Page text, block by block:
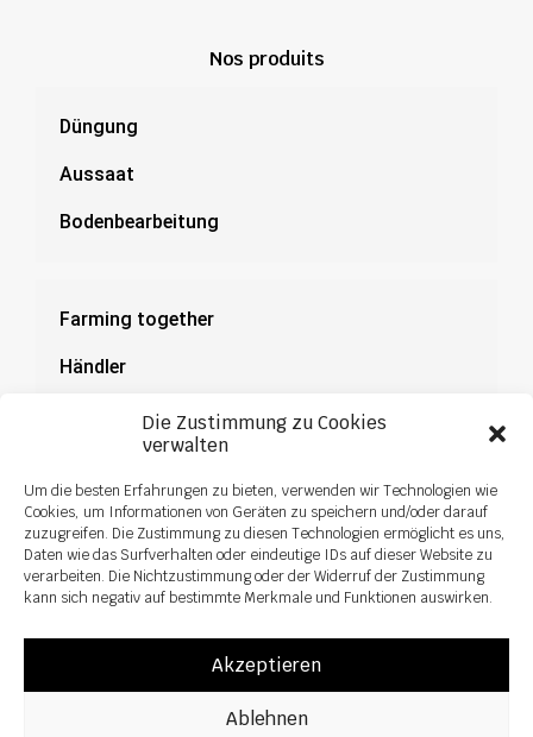
Die Zustimmung zu Cookies
verwalten
Um die besten Erfahrungen zu bieten, verwenden wir Technologien wie
Cookies, um Informationen von Geräten zu speichern und/oder darauf
zuzugreifen. Die Zustimmung zu diesen Technologien ermöglicht es uns,
Daten wie das Surfverhalten oder eindeutige IDs auf dieser Website zu
verarbeiten. Die Nichtzustimmung oder der Widerruf der Zustimmung
kann sich negativ auf bestimmte Merkmale und Funktionen auswirken.
Akzeptieren
Ablehnen
Nos produits
Düngung
Aussaat
Bodenbearbeitung
Farming together
Händler
Dokumentation